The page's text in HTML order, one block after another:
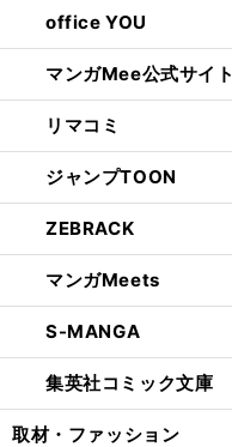
office YOU
マンガMee公式サイト
リマコミ
ジャンプTOON
ZEBRACK
マンガMeets
S-MANGA
集英社コミック文庫
取材・ファッション